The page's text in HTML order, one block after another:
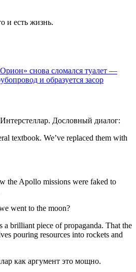
и есть жизнь.
снова сломался туалет —
и образуется засор
Дословный диалог:
textbook. We’ve replaced them with
the Apollo missions were faked to
went to the moon?
brilliant piece of propaganda. That the
pouring resources into rockets and
как аргумент это мощно.